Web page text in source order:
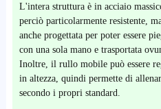
L'intera struttura è in acciaio
perciò particolarmente resistente,
anche progettata per poter essere
con una sola mano e trasportata
Inoltre, il rullo mobile può essere
in altezza, quindi permette di
secondo i propri standard.